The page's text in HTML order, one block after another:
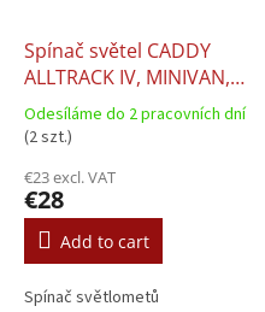
Spínač světel CADDY
ALLTRACK IV, MINIVAN,
CADDY III, CADDY IV, EOS
06.2006+
Odesíláme do 2 pracovních dní
(2 szt.)
€23 excl. VAT
€28
Add to cart
Spínač světlometů